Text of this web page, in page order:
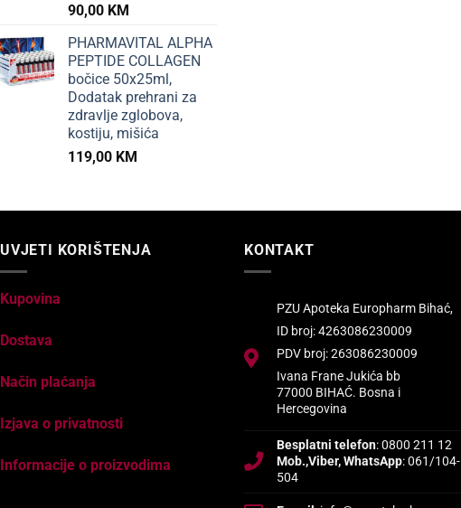
90,00 KM
PHARMAVITAL ALPHA
PEPTIDE COLLAGEN
bočice 50x25ml,
Dodatak prehrani za
zdravlje zglobova,
kostiju, mišića
119,00 KM
UVJETI KORIŠTENJA
Kupovina
Dostava
Način plaćanja
Izjava o privatnosti
Informacije o proizvodima
KONTAKT
PZU Apoteka Europharm Bihać,
ID broj: 4263086230009
PDV broj: 263086230009
Ivana Frane Jukića bb
77000 BIHAĆ. Bosna i
Hercegovina
Besplatni telefon: 0800 211 12
Mob.,Viber, WhatsApp: 061/104-
504